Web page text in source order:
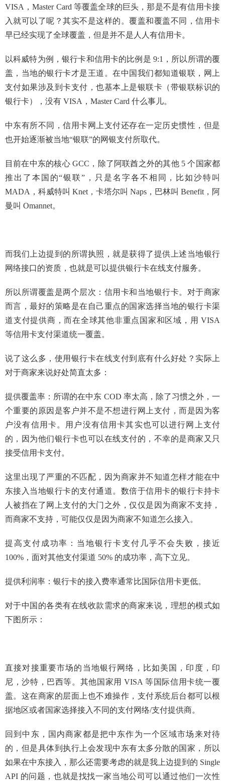
VISA，Master Card 等覆盖全球的巨头，那是不是有信用卡接
入就可以了呢？其实不是这样的。覆盖和覆盖不同，信用卡
早已经实现了全球覆盖，但是并不是人人有信用卡。
以科威特为例，银行卡和信用卡的比例是 9:1，所以所谓的覆
盖，当地的银行卡才是王道。在中国我们都知道银联，网上
支付如果涉及到卡支付，也基本上是银联卡（带银联标识的
银行卡），没有 VISA，Master Card 什么事儿。
中东有所不同，信用卡网上支付还存在一定历史惯性，但是
也开始逐渐被当地“银联”的网银支付所取代。
目前在中东的核心 GCC，除了阿联酋之外的其他 5 个国家都
推出了本国的“银联”，只是名字各不相同，比如沙特叫
MADA，科威特叫 Knet，卡塔尔叫 Naps，巴林叫 Benefit，阿
曼叫 Omannet。
而我们上边提到的所谓执照，就是获得了提供上述当地银行
网络接口的资质，也就是可以提供银行卡在线支付服务。
所以所谓覆盖是两个层次：信用卡和当地银行卡。对于商家
而言，最好的策略是在自己重点的国家选择当地的银行卡渠
道支付提供商，而在全球其他非重点国家和区域，用 VISA
等信用卡支付渠道统一覆盖。
说了这么多，使用银行卡在线支付到底有什么好处？实际上
对于商家来说好处简直太多：
提供覆盖率：所谓的在中东 COD 率太高，除了习惯之外，一
个重要的原因是客户并不是不想进行网上支付，而是因为客
户没有信用卡。用户没有信用卡其实也可以进行网上支付
的，因为他们银行卡也可以在线支付的，不幸的是商家又只
接受信用卡支付。
这里出现了严重的不匹配，因为商家并不知道怎样才能在中
东接入当地银行卡的支付通道。数倍于信用卡的银行卡持卡
人被挡在了网上支付的大门之外，仅仅是因为商家不支持，
而商家不支持，可能仅仅是因为商家不知道怎么接入。
提高支付成功率：当地银行卡支付几乎不会失败，接近
100%，面对其他支付渠道 50% 的成功率，高下立见。
提供利润率：银行卡的接入费率通常比国际信用卡更低。
对于中国的各类有在线收款需求的商家来说，理想的模式如
下图所示：
直接对接重要市场的当地银行网络，比如美国，印度，印
尼，沙特，巴西等。其他国家用 VISA 等国际信用卡统一覆
盖。这在商家的层面上也不难操作，支付系统后台都可以根
据地区或者国家选择接入不同的支付网络/支付提供商。
回到中东，国内商家都是把中东作为一个区域市场来对待
的，但是具体到执行上会发现中东有太多分散的国家，所以
如果在中东接入，那么还需要考虑的就是我上边提到的 Single
API 的问题，也就是找找一家当地公司可以通过他们一次性